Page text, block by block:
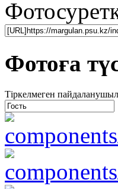
Фотоға
Тіркелмеген